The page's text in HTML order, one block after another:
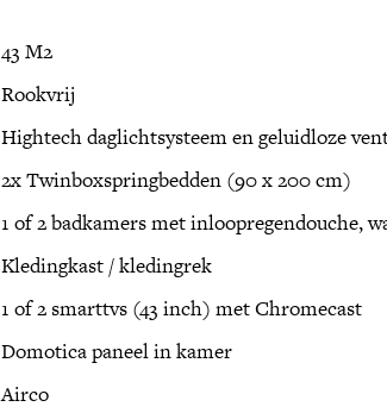
43 M2
Rookvrij
Hightech daglichtsysteem en geluidloze
2x Twinboxspringbedden (90 x 200 cm)
1 of 2 badkamers met inloopregendouche,
Kledingkast / kledingrek
1 of 2 smarttvs (43 inch) met Chromecast
Domotica paneel in kamer
Airco